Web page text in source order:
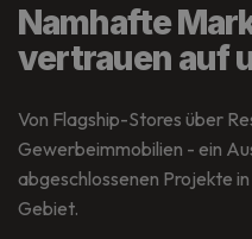
Namhafte
vertrauen auf
Von Flagship-Stores über
Gewerbeimmobilien - ein
abgeschlossenen Projekte
Gebiet.